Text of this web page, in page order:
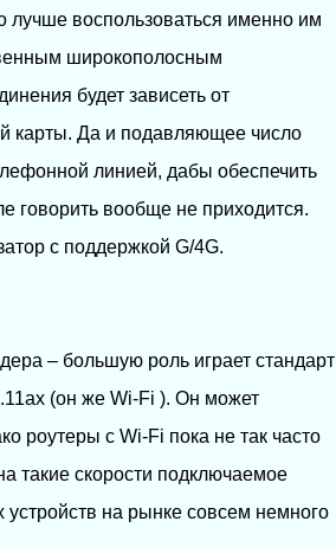
лучше воспользоваться именно им
широкополосным
будет зависеть от
карты. Да и подавляющее число
линией, дабы обеспечить
говорить вообще не приходится.
с поддержкой G/4G.
– большую роль играет стандарт
(он же Wi-Fi ). Он может
роутеры с Wi-Fi пока не так часто
такие скорости подключаемое
на рынке совсем немного